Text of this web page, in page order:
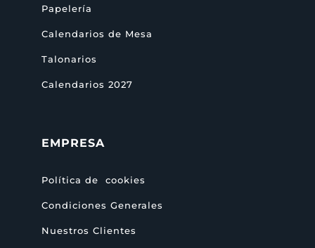
Papelería
Calendarios de Mesa
Talonarios
Calendarios 2027
EMPRESA
Política de cookies
Condiciones Generales
Nuestros Clientes